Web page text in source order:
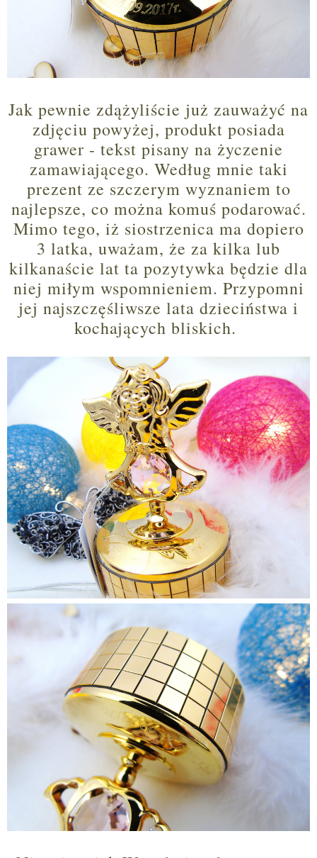
Jak pewnie zdążyliście już zauważyć na
zdjęciu powyżej, produkt posiada
grawer - tekst pisany na życzenie
zamawiającego. Według mnie taki
prezent ze szczerym wyznaniem to
najlepsze, co można komuś podarować.
Mimo tego, iż siostrzenica ma dopiero
3 latka, uważam, że za kilka lub
kilkanaście lat ta pozytywka będzie dla
niej miłym wspomnieniem. Przypomni
jej najszczęśliwsze lata dzieciństwa i
kochających bliskich.